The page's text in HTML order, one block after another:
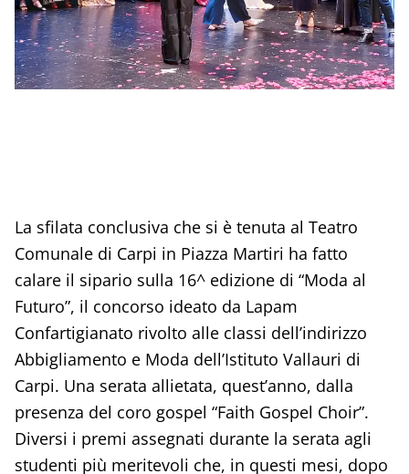
La sfilata conclusiva che si è tenuta al Teatro
Comunale di Carpi in Piazza Martiri ha fatto
calare il sipario sulla 16^ edizione di “Moda al
Futuro”, il concorso ideato da Lapam
Confartigianato rivolto alle classi dell’indirizzo
Abbigliamento e Moda dell’Istituto Vallauri di
Carpi. Una serata allietata, quest’anno, dalla
presenza del coro gospel “Faith Gospel Choir”.
Diversi i premi assegnati durante la serata agli
studenti più meritevoli che, in questi mesi, dopo